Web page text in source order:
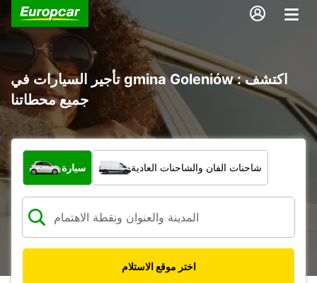
تأجير السيارات في gmina Goleniów : اكتشف
جميع محطاتنا
ما نوع المركبة؟
سيارة شاحنات الفان والشاحنات العادية
اختر موقع الاستلام